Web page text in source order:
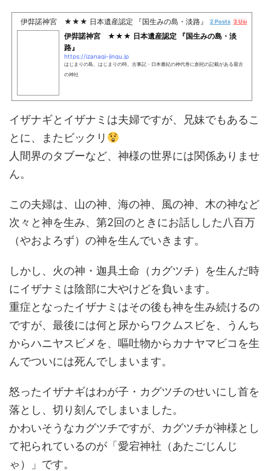
伊弉諾神宮 ★★★ 日本遺産認定 『国生みの島・淡路』 2 Posts 3 Users
伊弉諾神宮 ★★★ 日本遺産認定 『国生みの島・淡
路』
https://izanagi-jingu.jp
はじまりの島、はじまりの時。古事記・日本書紀の神代巻に創祀の記載がある最古
の神社
イザナギとイザナミは夫婦ですが、兄妹でもあるこ
とに、またビックリ
人間界のタブーなど、神様の世界には関係ありませ
ん。
この夫婦は、山の神、海の神、風の神、木の神など
次々と神を生み、第2回のときにお話しした八百万
（やおよろず）の神を生んでいきます。
しかし、火の神・迦具土命（カグツチ）を生んだ時
にイザナミは陰部に大やけどを負います。
重症となったイザナミはその後も神を生み続けるの
ですが、最後には何と尿からワクムスビを、うんち
からハニヤスビメを、嘔吐物からカナヤマビコを生
んでついには死んでしまいます。
怒ったイザナギはわが子・カグツチのせいにし首を
落とし、切り刻んでしまいました。
かわいそうなカグツチですが、カグツチが神様とし
て祀られているのが「愛宕神社（あたごじんじ
ゃ）」です。